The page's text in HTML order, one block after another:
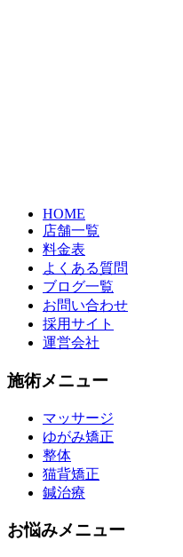
HOME
店舗一覧
料金表
よくある質問
ブログ一覧
お問い合わせ
採用サイト
運営会社
施術メニュー
マッサージ
ゆがみ矯正
整体
猫背矯正
鍼治療
お悩みメニュー